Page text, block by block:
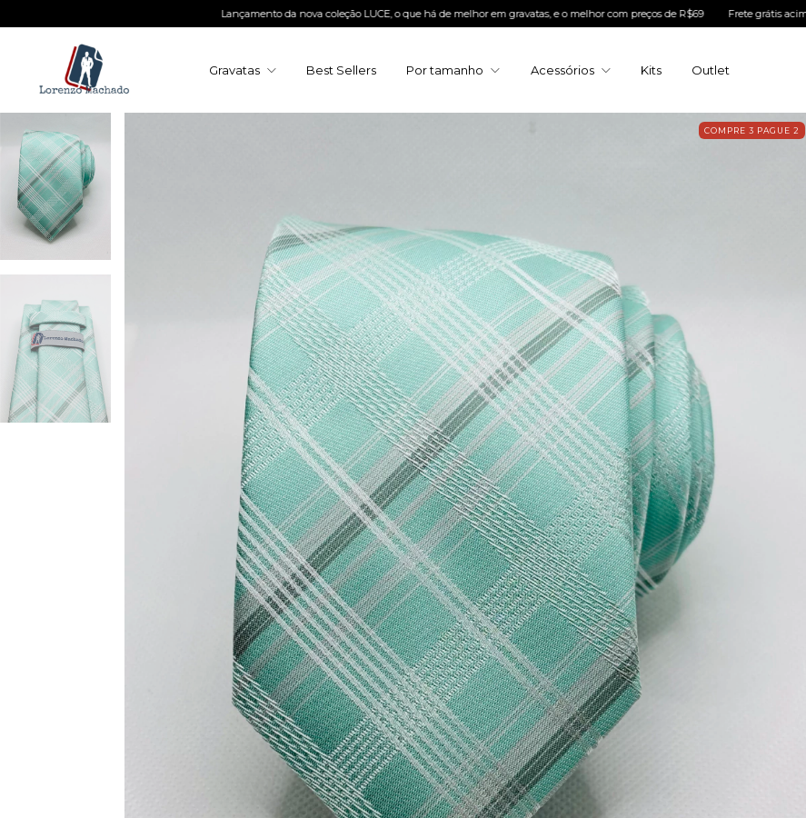
Lançamento da nova coleção LUCE, o que há de melhor em gravatas, e o melhor com preços de R$69 Frete grátis acima de R$300
Gravatas Best Sellers Por tamanho Acessórios Kits Outlet
COMPRE 3 PAGUE 2